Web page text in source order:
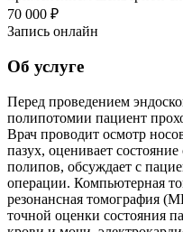
70 000 ₽
Запись онлайн
Об услуге
Перед проведением
полипотомии пациент
Врач проводит осмотр
пазух, оценивает
полипов, обсуждает с
операции. Компьютерная
резонансная томография
точной оценки состояния